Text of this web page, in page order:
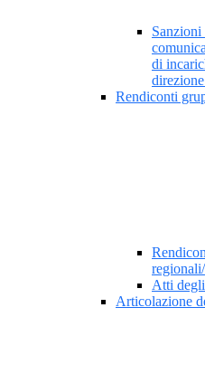
Sanzioni
di
Rendiconti
Atti
Articolazione